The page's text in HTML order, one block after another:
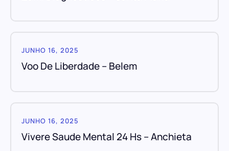
JUNHO 16, 2025
Voo De Liberdade – Belem
JUNHO 16, 2025
Vivere Saude Mental 24 Hs – Anchieta